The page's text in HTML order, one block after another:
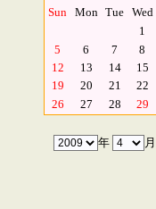
Sun Mon Tue Wed
1
5
6 7 8
12
13 14 15
19
20 21 22
26
27 28 29
年 月